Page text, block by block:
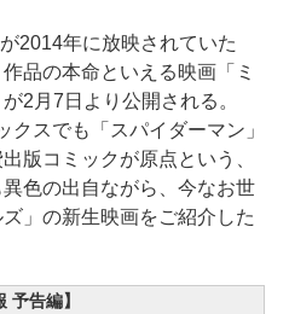
2014年に放映されていた
品の本命といえる映画「ミ
2月7日より公開される。
クスでも「スパイダーマン」
版コミックが原点という、
色の出自ながら、今なお世
」の新生映画をご紹介した
予告編】